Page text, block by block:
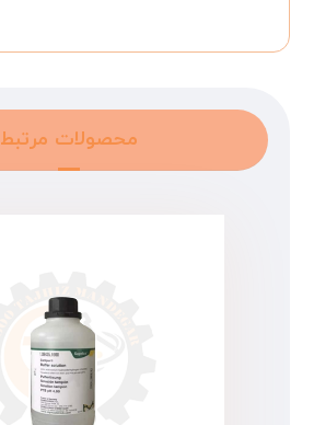
محصولات مرتبط